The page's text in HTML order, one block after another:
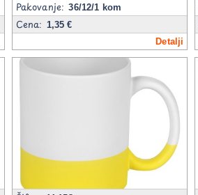
Pakovanje:36/12/1 kom
Cena: 1,35 €
Detalji